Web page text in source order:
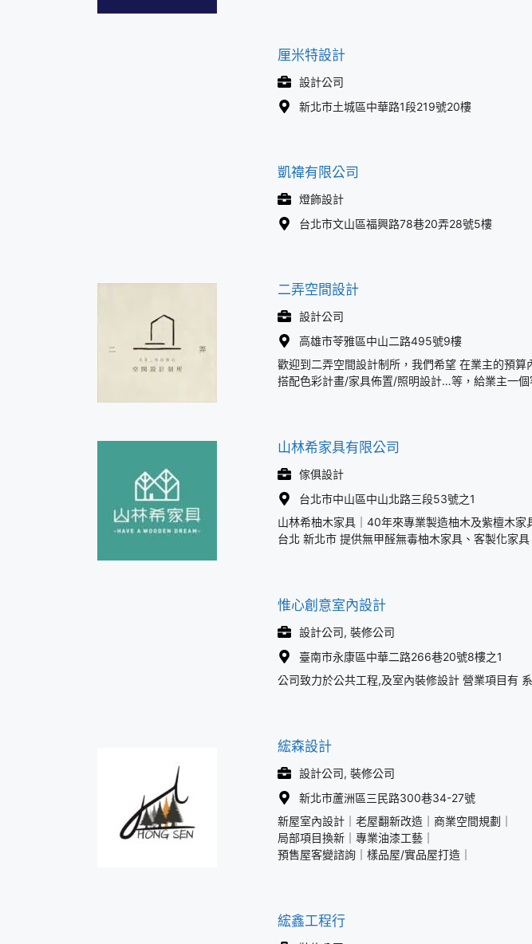
厘米特設計
設計公司
新北市土城區中華路1段219號20樓
凱禕有限公司
燈飾設計
台北市文山區福興路78巷20弄28號5樓
二弄空間設計
設計公司
高雄市苓雅區中山二路495號9樓
歡迎到二弄空間設計制所，我們希望 在業主的預
搭配色彩計畫/家具佈置/照明設計…等，給業主一
山林希家具有限公司
傢俱設計
台北市中山區中山北路三段53號之1
山林希柚木家具｜40年來專業製造柚木及紫檀木家
台北 新北市 提供無甲醛無毒柚木家具、客製化家
惟心創意室內設計
設計公司, 裝修公司
臺南市永康區中華二路266巷20號8樓之1
公司致力於公共工程,及室內裝修設計 營業項目有
綋森設計
設計公司, 裝修公司
新北市蘆洲區三民路300巷34-27號
新屋室內設計｜老屋翻新改造｜商業空間規劃｜
局部項目換新｜專業油漆工藝｜
預售屋客變諮詢｜樣品屋/實品屋打造｜
綋鑫工程行